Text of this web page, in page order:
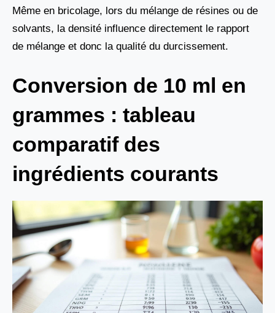
Même en bricolage, lors du mélange de résines ou de
solvants, la densité influence directement le rapport
de mélange et donc la qualité du durcissement.
Conversion de 10 ml en
grammes : tableau
comparatif des
ingrédients courants